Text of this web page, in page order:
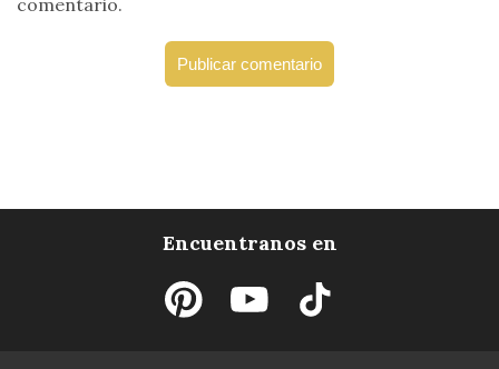
comentario.
Encuentranos en